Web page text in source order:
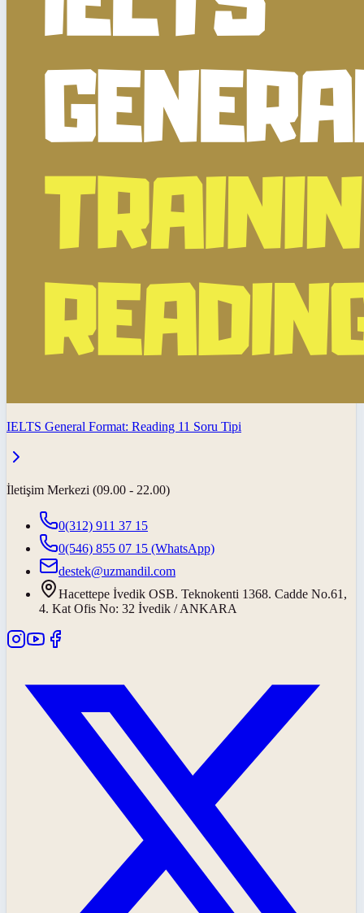
IELTS General Format: Reading 11 Soru Tipi
İletişim Merkezi (09.00 - 22.00)
0(312) 911 37 15
0(546) 855 07 15 (WhatsApp)
destek@uzmandil.com
Hacettepe İvedik OSB. Teknokenti 1368. Cadde No.61,
4. Kat Ofis No: 32 İvedik / ANKARA